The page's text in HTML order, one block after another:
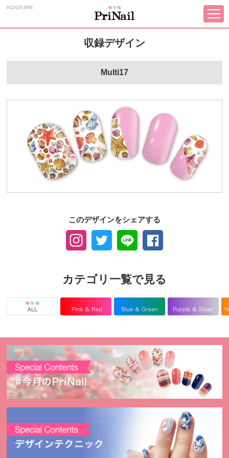
収録デザイン
Multi17
このデザインをシェアする
カテゴリ一覧で見る